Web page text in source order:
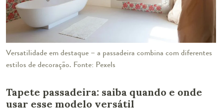
Versatilidade em destaque – a passadeira combina com diferentes
estilos de decoração. Fonte: Pexels
Tapete passadeira: saiba quando e onde
usar esse modelo versátil